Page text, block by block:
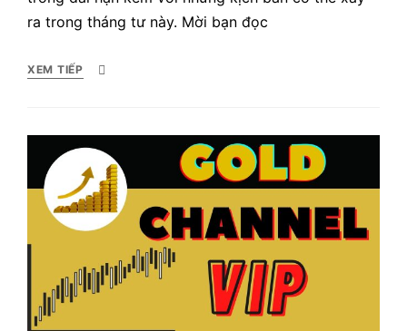
ra trong tháng tư này. Mời bạn đọc
XEM TIẾP